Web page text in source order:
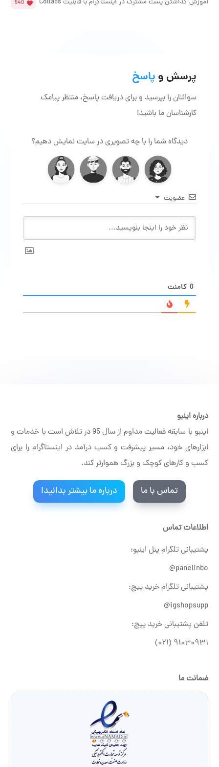
آموزش گذاشتن پست مشترک در اینستاگرام با قابلیت Collabs 540
پرسش و پاسخ
سوالتان را بپرسید و برای دریافت پاسخ، منتظر پیامک
کارشناسان ما باشید!
دیدگاه شما را با چه تصویری در سایت نمایش دهیم؟
عضویت
0 کامنت
درباره اینبو
اینبو با سابقه فعالیت مداوم از سال 95 در تلاش است با خدمات و
ابزارهای خود، مسیر پیشرفت و کسب درآمد در اینستاگرام را برای
کسب و کارهای کوچک و بزرگ هموارتر کند.
تماس با ما درباره ما بیشتر بدانید!
اطلاعات تماس
پشتیبانی تلگرام پنل اینبو:
panelinbo@
پشتیبانی تلگرام خرید پیج:
igshopsupp@
تلفن پشتیبانی خرید پیج:
۹۱۰۳۰۹۳۱ (۰۲۱)
ضمانت ما